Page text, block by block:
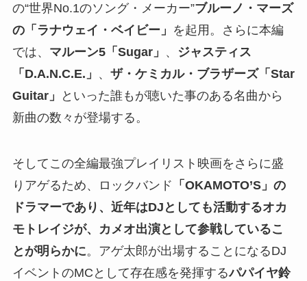
の“世界No.1のソング・メーカー”ブルーノ・マーズ
の「ラナウェイ・ベイビー」 を起用。さらに本編
では、 マルーン5「Sugar」 、
ジャスティス
「D.A.N.C.E.」 、 ザ・ケミカル・ブラザーズ「Star
Guitar」
といった誰もが聴いた事のある名曲から
新曲の数々が登場する。
そしてこの全編最強プレイリスト映画をさらに盛
りアゲるため、ロックバンド 「OKAMOTO’S」の
ドラマーであり、近年はDJとしても活動するオカ
モトレイジが、カメオ出演として参戦しているこ
とが明らかに。アゲ太郎が出場することになるDJ
イベントのMCとして存在感を発揮するパパイヤ鈴